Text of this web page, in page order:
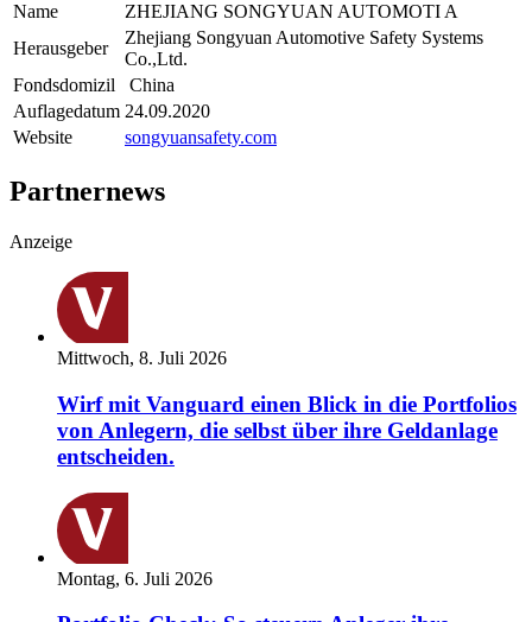
Name
ZHEJIANG SONGYUAN AUTOMOTI A
Herausgeber
Zhejiang Songyuan Automotive Safety Systems
Co.,Ltd.
Fondsdomizil
China
Auflagedatum 24.09.2020
Website
songyuansafety.com
Partnernews
Anzeige
Mittwoch, 8. Juli 2026
Wirf mit Vanguard einen Blick in die Portfolios
von Anlegern, die selbst über ihre Geldanlage
entscheiden.
Montag, 6. Juli 2026